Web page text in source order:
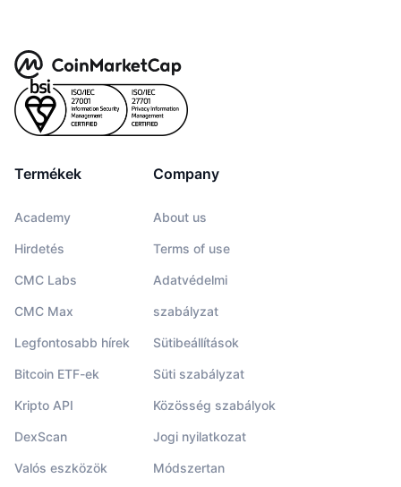
Termékek
Academy
Hirdetés
CMC Labs
CMC Max
Legfontosabb hírek
Bitcoin ETF-ek
Kripto API
DexScan
Valós eszközök
Company
About us
Terms of use
Adatvédelmi
szabályzat
Sütibeállítások
Süti szabályzat
Közösség szabályok
Jogi nyilatkozat
Módszertan